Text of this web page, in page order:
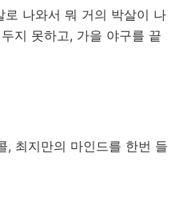
나와서 뭐 거의 박살이 나
지 못하고, 가을 야구를 끝
, 최지만의 마인드를 한번 들